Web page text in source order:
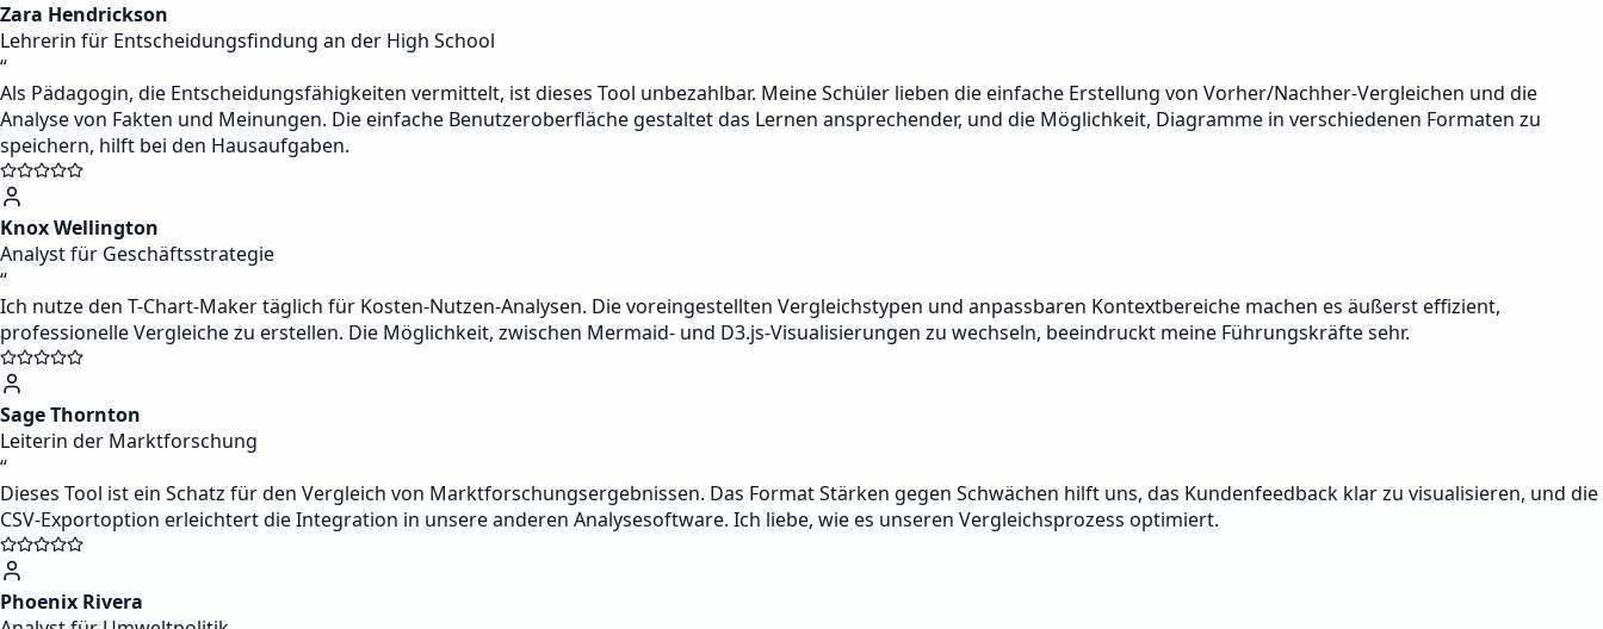
Zara Hendrickson
Lehrerin für Entscheidungsfindung an der High School
“
Als Pädagogin, die Entscheidungsfähigkeiten vermittelt, ist dieses Tool unbezahlbar. Meine Schüler lieben die einfache Erstellung von Vorher/Nachher-Vergleichen und die
Analyse von Fakten und Meinungen. Die einfache Benutzeroberfläche gestaltet das Lernen ansprechender, und die Möglichkeit, Diagramme in verschiedenen Formaten zu
speichern, hilft bei den Hausaufgaben.
Knox Wellington
Analyst für Geschäftsstrategie
“
Ich nutze den T-Chart-Maker täglich für Kosten-Nutzen-Analysen. Die voreingestellten Vergleichstypen und anpassbaren Kontextbereiche machen es äußerst effizient,
professionelle Vergleiche zu erstellen. Die Möglichkeit, zwischen Mermaid- und D3.js-Visualisierungen zu wechseln, beeindruckt meine Führungskräfte sehr.
Sage Thornton
Leiterin der Marktforschung
“
Dieses Tool ist ein Schatz für den Vergleich von Marktforschungsergebnissen. Das Format Stärken gegen Schwächen hilft uns, das Kundenfeedback klar zu visualisieren, und die
CSV-Exportoption erleichtert die Integration in unsere anderen Analysesoftware. Ich liebe, wie es unseren Vergleichsprozess optimiert.
Phoenix Rivera